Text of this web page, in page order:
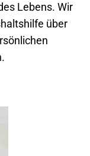
Lebens. Wir
über